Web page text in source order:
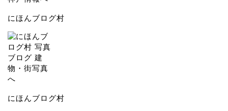
にほんブログ村
にほんブログ村